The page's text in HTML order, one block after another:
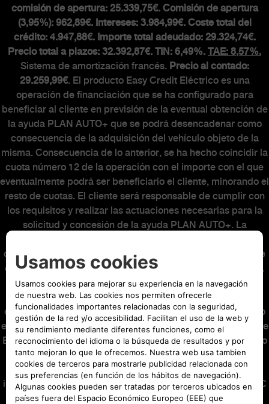
Abarth Classiche
comisión de apertura: 25.339,75€. Comisión de apertura
(3,95%): 962,89€. Intereses: 3.984,99€. Coste total del
crédito: 4.947,88€. Importe total adeudado: 29.324,74€.
Precio total a plazos: 32.392,87€. TIN: 6,49%. TAE: 8,57%.
Sistema de amortización francés. Precio al contado:
29.259,99€. El producto Easy Credit Eléctrico es una
operación de financiación que se ha configurado para
beneficiar al cliente en previsión de la eventual obtención de
la ayuda PLAN AUTO+ que se podrá desencadenar como
consecuencia de la adquisición del vehículo objeto de la
misma. Consecuencia de lo anterior, se ha hecho coincidir la
cuota número 12 de la operación con el importe con el que
eventualmente podrá ser beneficiario el cliente, minorando el
resto de cuotas. El cliente será responsable de cumplir con
los requisitos y realizar las actuaciones necesarias para la
solicitud y concesión de la ayuda PLAN AUTO+. La
operación financiera. Al final del contrato podrá elegir entre
entregar su vehículo, o abonar o refinanciar la última cuota.
Oferta válida hasta el 31/08/2026. El modelo visualizado
puede no coincidir con el ofertado. Seguro de Crédito
opcional (22,86€ al mes) incluido en las mensualidades y no
en el capital financiado, suscrito con Stellantis Life Insurance
Europe Limited, con el nº de registro C68966 y con domicilio
social en MIB Housse, 53 Abate Rigord Street, Ta’ Xbiex,
XBX1122 Malta, como compañía de seguros, y con la
intermediación de Stellantis Financial Services España, EFC
SA, agente de seguros vinculado inscrito en la Dirección